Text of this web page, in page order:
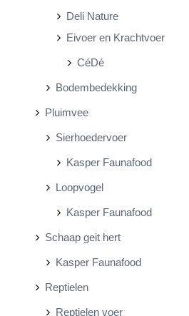
Deli Nature
Eivoer en Krachtvoer
CéDé
Bodembedekking
Pluimvee
Sierhoedervoer
Kasper Faunafood
Loopvogel
Kasper Faunafood
Schaap geit hert
Kasper Faunafood
Reptielen
Reptielen voer